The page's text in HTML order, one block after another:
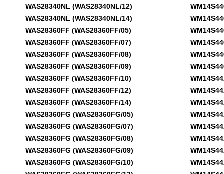
WAS28340NL (WAS28340NL/12)
WAS28340NL (WAS28340NL/14)
WAS28360FF (WAS28360FF/05)
WAS28360FF (WAS28360FF/07)
WAS28360FF (WAS28360FF/08)
WAS28360FF (WAS28360FF/09)
WAS28360FF (WAS28360FF/10)
WAS28360FF (WAS28360FF/12)
WAS28360FF (WAS28360FF/14)
WAS28360FG (WAS28360FG/05)
WAS28360FG (WAS28360FG/07)
WAS28360FG (WAS28360FG/08)
WAS28360FG (WAS28360FG/09)
WAS28360FG (WAS28360FG/10)